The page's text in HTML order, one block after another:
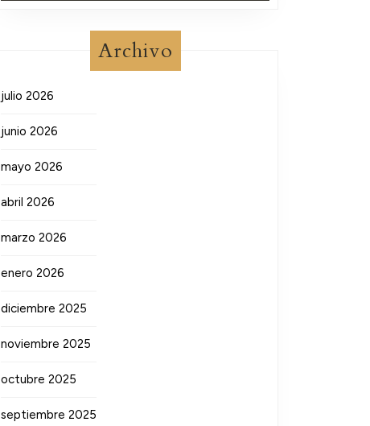
Archivo
julio 2026
junio 2026
mayo 2026
abril 2026
marzo 2026
enero 2026
diciembre 2025
noviembre 2025
octubre 2025
septiembre 2025